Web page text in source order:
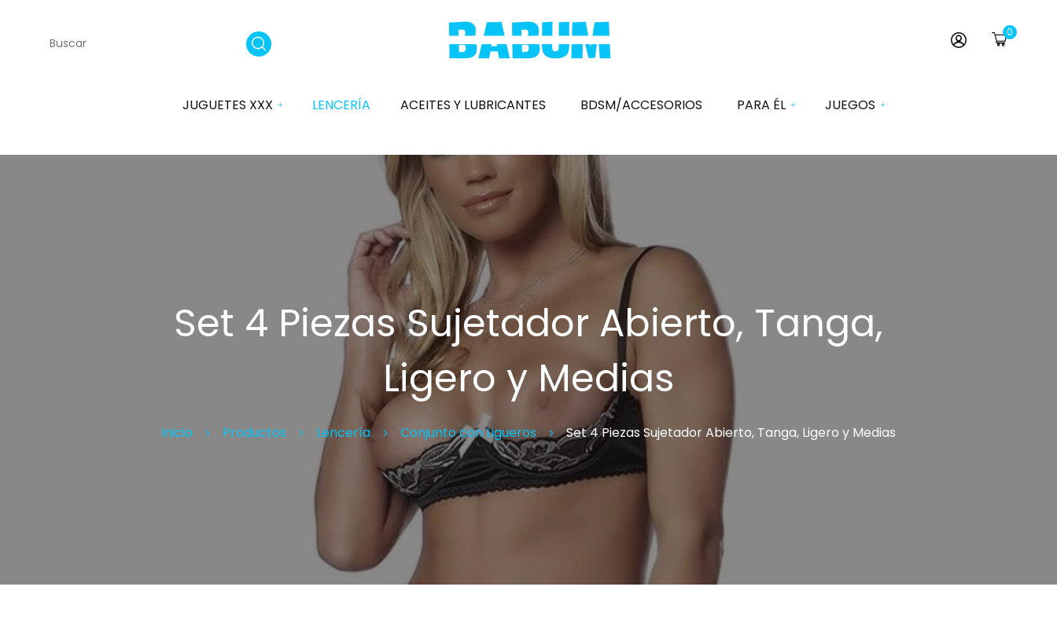
JUGUETES XXX
Masturbadores Ella
LENCERÍA ACEITES Y LUBRICANTES BDSM/ACCESORIOS PARA ÉL
Estimuladores
Desarrolladores
Fundas Pene
Hinchables
JUEGOS
Juegos de Pareja
Disfraces
0
Set 4 Piezas Sujetador Abierto, Tanga,
Ligero y Medias
Inicio Productos Lencería Conjunto con Ligueros Set 4 Piezas Sujetador Abierto, Tanga, Ligero y Medias